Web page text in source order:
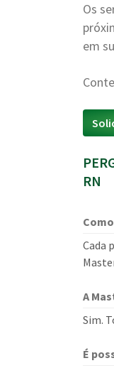
Os
em
RN
Cada
A
Sim.
É